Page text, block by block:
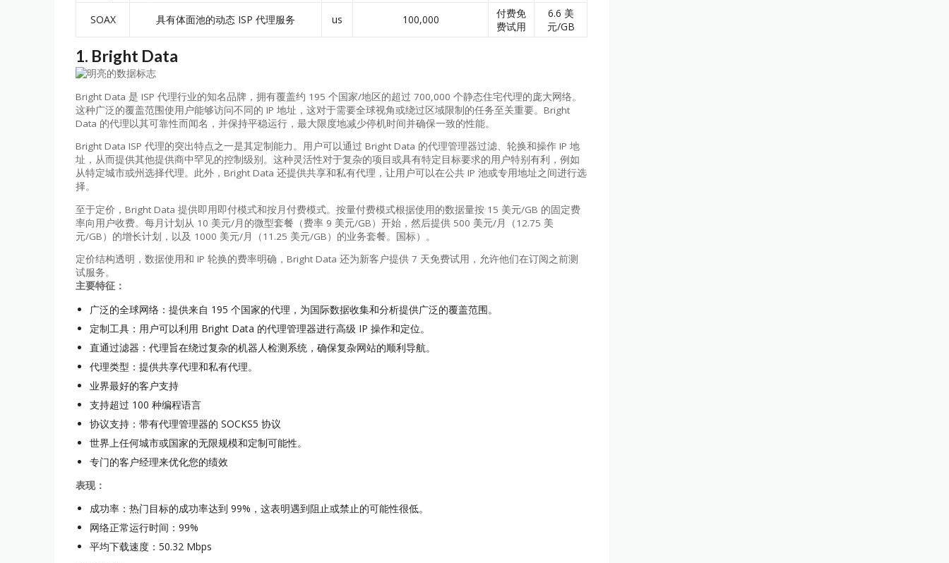
SOAX 具有体面池的动态 ISP 代理服务 us 100,000
付费免
费试用
6.6 美
元/GB
1. Bright Data
Bright Data 是 ISP 代理行业的知名品牌，拥有覆盖约 195 个国家/地区的超过 700,000 个静态住宅代理的庞大网络。
这种广泛的覆盖范围使用户能够访问不同的 IP 地址，这对于需要全球视角或绕过区域限制的任务至关重要。Bright
Data 的代理以其可靠性而闻名，并保持平稳运行，最大限度地减少停机时间并确保一致的性能。
Bright Data ISP 代理的突出特点之一是其定制能力。用户可以通过 Bright Data 的代理管理器过滤、轮换和操作 IP 地
址，从而提供其他提供商中罕见的控制级别。这种灵活性对于复杂的项目或具有特定目标要求的用户特别有利，例如
从特定城市或州选择代理。此外，Bright Data 还提供共享和私有代理，让用户可以在公共 IP 池或专用地址之间进行选
择。
至于定价，Bright Data 提供即用即付模式和按月付费模式。按量付费模式根据使用的数据量按 15 美元/GB 的固定费
率向用户收费。每月计划从 10 美元/月的微型套餐（费率 9 美元/GB）开始，然后提供 500 美元/月（12.75 美
元/GB）的增长计划，以及 1000 美元/月（11.25 美元/GB）的业务套餐。国标）。
定价结构透明，数据使用和 IP 轮换的费率明确，Bright Data 还为新客户提供 7 天免费试用，允许他们在订阅之前测
试服务。
主要特征：
广泛的全球网络：提供来自 195 个国家的代理，为国际数据收集和分析提供广泛的覆盖范围。
定制工具：用户可以利用 Bright Data 的代理管理器进行高级 IP 操作和定位。
直通过滤器：代理旨在绕过复杂的机器人检测系统，确保复杂网站的顺利导航。
代理类型：提供共享代理和私有代理。
业界最好的客户支持
支持超过 100 种编程语言
协议支持：带有代理管理器的 SOCKS5 协议
世界上任何城市或国家的无限规模和定制可能性。
专门的客户经理来优化您的绩效
表现：
成功率：热门目标的成功率达到 99%，这表明遇到阻止或禁止的可能性很低。
网络正常运行时间：99%
平均下载速度：50.32 Mbps